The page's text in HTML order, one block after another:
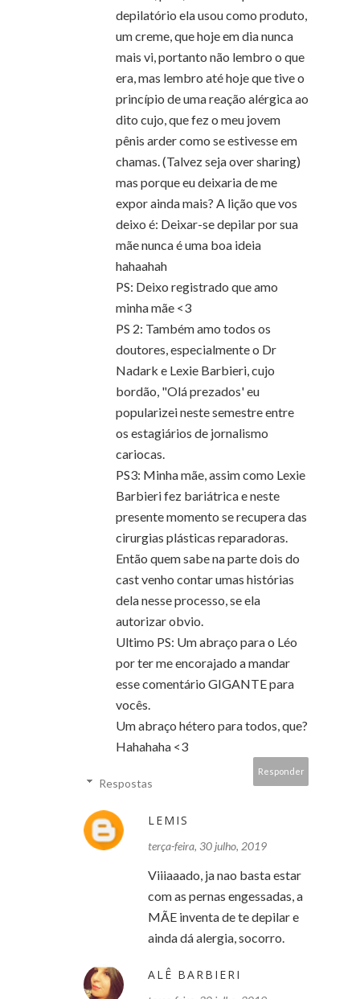
depilatório ela usou como produto,
um creme, que hoje em dia nunca
mais vi, portanto não lembro o que
era, mas lembro até hoje que tive o
princípio de uma reação alérgica ao
dito cujo, que fez o meu jovem
pênis arder como se estivesse em
chamas. (Talvez seja over sharing)
mas porque eu deixaria de me
expor ainda mais? A lição que vos
deixo é: Deixar-se depilar por sua
mãe nunca é uma boa ideia
hahaahah
PS: Deixo registrado que amo
minha mãe <3
PS 2: Também amo todos os
doutores, especialmente o Dr
Nadark e Lexie Barbieri, cujo
bordão, "Olá prezados' eu
popularizei neste semestre entre
os estagiários de jornalismo
cariocas.
PS3: Minha mãe, assim como Lexie
Barbieri fez bariátrica e neste
presente momento se recupera das
cirurgias plásticas reparadoras.
Então quem sabe na parte dois do
cast venho contar umas histórias
dela nesse processo, se ela
autorizar obvio.
Ultimo PS: Um abraço para o Léo
por ter me encorajado a mandar
esse comentário GIGANTE para
vocês.
Um abraço hétero para todos, que?
Hahahaha <3
Responder
Respostas
LEMIS
terça-feira, 30 julho, 2019
Viiiaaado, ja nao basta estar
com as pernas engessadas, a
MÃE inventa de te depilar e
ainda dá alergia, socorro.
ALÊ BARBIERI